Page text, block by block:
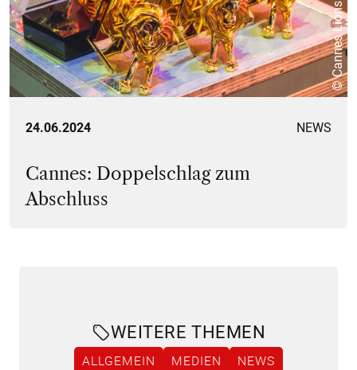
© Cannes Lions
24.06.2024 NEWS
Cannes: Doppelschlag zum
Abschluss
WEITERE THEMEN
ALLGEMEIN MEDIEN
NEWS